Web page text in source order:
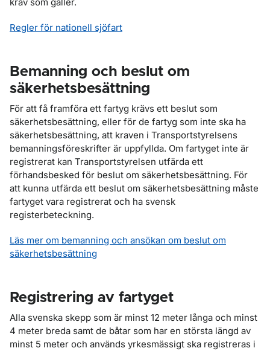
Regler för nationell sjöfart
Bemanning och beslut om
säkerhetsbesättning
För att få framföra ett fartyg krävs ett beslut som
säkerhetsbesättning, eller för de fartyg som inte ska ha
säkerhetsbesättning, att kraven i Transportstyrelsens
bemanningsföreskrifter är uppfyllda. Om fartyget inte är
registrerat kan Transportstyrelsen utfärda ett
förhandsbesked för beslut om säkerhetsbesättning. För
att kunna utfärda ett beslut om säkerhetsbesättning måste
fartyget vara registrerat och ha svensk
registerbeteckning.
Läs mer om bemanning och ansökan om beslut om
säkerhetsbesättning
Registrering av fartyget
Alla svenska skepp som är minst 12 meter långa och minst
4 meter breda samt de båtar som har en största längd av
minst 5 meter och används yrkesmässigt ska registreras i